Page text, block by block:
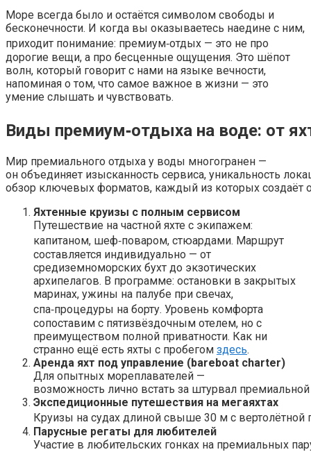
Море всегда было и остаётся символом свободы и
бесконечности. И когда вы оказываетесь наедине с ним,
приходит понимание: премиум‑отдых — это не про
дорогие вещи, а про бесценные ощущения. Это шёпот
волн, который говорит с нами на языке вечности,
напоминая о том, что самое важное в жизни — это
умение слышать и чувствовать.
Виды премиум‑отдыха на воде: от
Мир премиального отдыха у воды многогранен —
он объединяет изысканность сервиса, уникальность
обзор ключевых форматов, каждый из которых создаёт
Яхтенные круизы с полным сервисом
Путешествие на частной яхте с экипажем:
капитаном, шеф‑поваром, стюардами. Маршрут
составляется индивидуально — от
средиземноморских бухт до экзотических
архипелагов. В программе: остановки в закрытых
маринах, ужины на палубе при свечах,
спа‑процедуры на борту. Уровень комфорта
сопоставим с пятизвёздочным отелем, но с
преимуществом полной приватности. Как ни
странно ещё есть яхты с пробегом здесь.
Аренда яхт под управление (bareboat charter)
Для опытных мореплавателей —
возможность лично встать за штурвал
Экспедиционные путешествия на мегаяхтах
Круизы на судах длиной свыше 30 м с
Парусные регаты для любителей
Участие в любительских гонках на премиальных